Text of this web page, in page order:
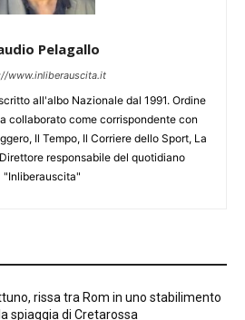
Pelagallo
www.inliberauscita.it
all'albo Nazionale dal 1991. Ordine
collaborato come corrispondente con
Il Tempo, Il Corriere dello Sport, La
responsabile del quotidiano
"Inliberauscita"
rissa tra Rom in uno stabilimento
spiaggia di Cretarossa